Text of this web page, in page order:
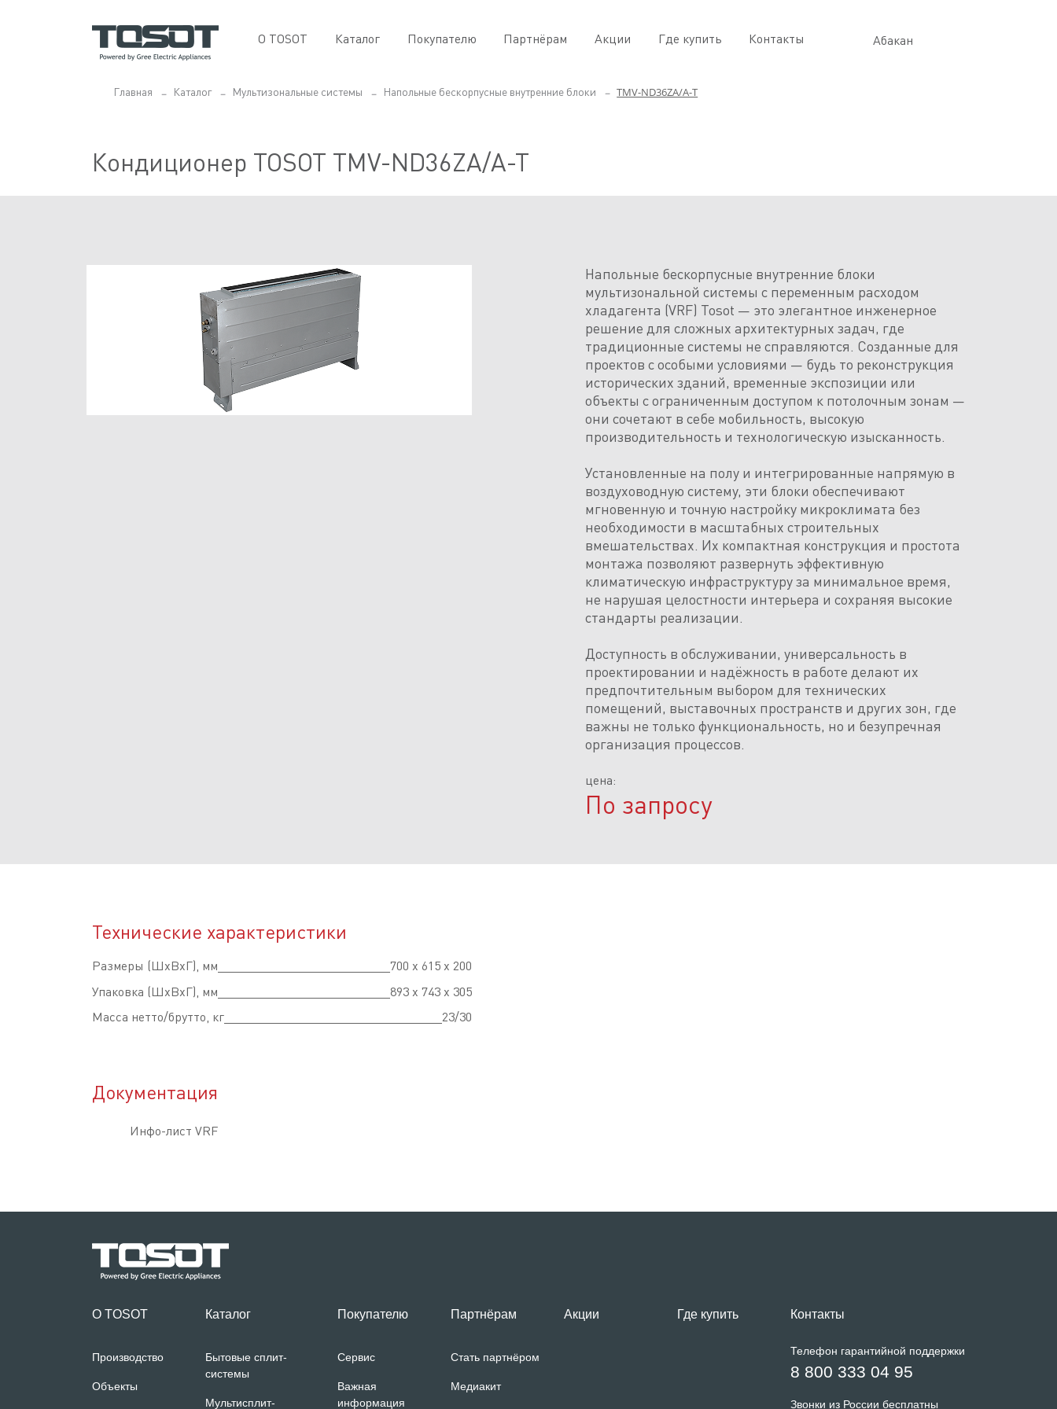
О TOSOT Каталог Покупателю Партнёрам Акции Где купить Контакты Абакан
Главная Каталог Мультизональные системы Напольные бескорпусные внутренние блоки TMV-ND36ZA/A-T
Кондиционер TOSOT TMV-ND36ZA/A-T
Напольные бескорпусные внутренние блоки
мультизональной системы с переменным расходом
хладагента (VRF) Tosot — это элегантное инженерное
решение для сложных архитектурных задач, где
традиционные системы не справляются. Созданные для
проектов с особыми условиями — будь то реконструкция
исторических зданий, временные экспозиции или
объекты с ограниченным доступом к потолочным зонам —
они сочетают в себе мобильность, высокую
производительность и технологическую изысканность.
Установленные на полу и интегрированные напрямую в
воздуховодную систему, эти блоки обеспечивают
мгновенную и точную настройку микроклимата без
необходимости в масштабных строительных
вмешательствах. Их компактная конструкция и простота
монтажа позволяют развернуть эффективную
климатическую инфраструктуру за минимальное время,
не нарушая целостности интерьера и сохраняя высокие
стандарты реализации.
Доступность в обслуживании, универсальность в
проектировании и надёжность в работе делают их
предпочтительным выбором для технических
помещений, выставочных пространств и других зон, где
важны не только функциональность, но и безупречная
организация процессов.
цена:
По запросу
Технические характеристики
Размеры (ШхВхГ), мм
700 x 615 x 200
Упаковка (ШхВхГ), мм
893 x 743 x 305
Масса нетто/брутто, кг
23/30
Документация
Инфо-лист VRF
О TOSOT
Производство
Объекты
Каталог
Бытовые сплит-
системы
Мультисплит-
Покупателю
Сервис
Важная
информация
Партнёрам
Стать партнёром
Медиакит
Акции Где купить Контакты
Телефон гарантийной поддержки
8 800 333 04 95
Звонки из России бесплатны